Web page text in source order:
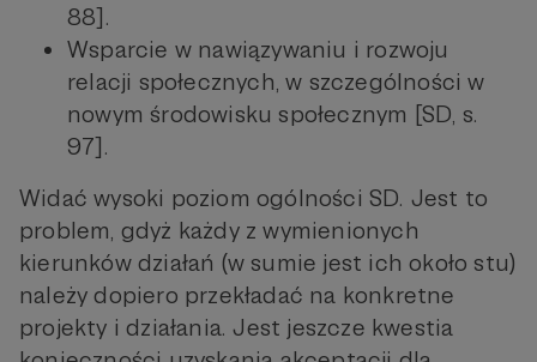
88].
Wsparcie w nawiązywaniu i rozwoju
relacji społecznych, w szczególności w
nowym środowisku społecznym [SD, s.
97].
Widać wysoki poziom ogólności SD. Jest to
problem, gdyż każdy z wymienionych
kierunków działań (w sumie jest ich około stu)
należy dopiero przekładać na konkretne
projekty i działania. Jest jeszcze kwestia